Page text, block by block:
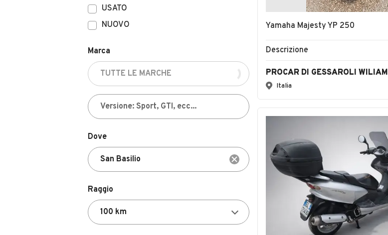
USATO
NUOVO
Marca
Dove
Raggio
Yamaha Majesty YP 250
Descrizione
PROCAR DI GESSAROLI WILIAM
Italia